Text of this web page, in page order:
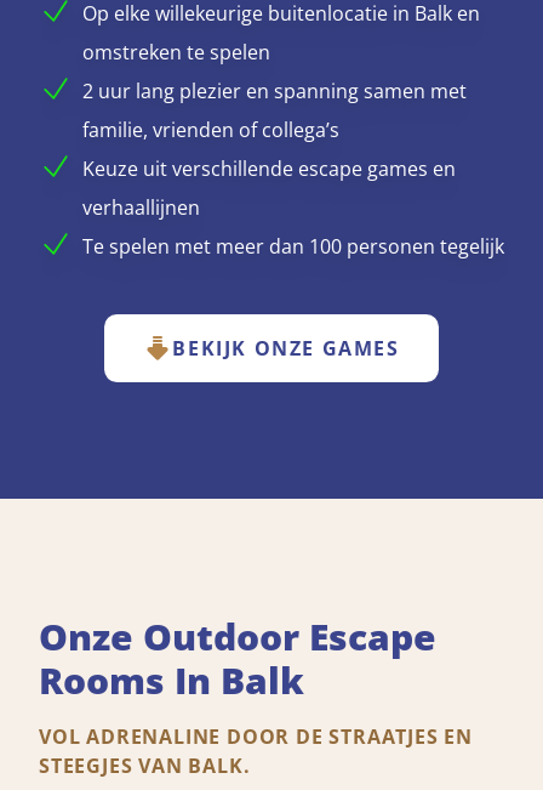
Op elke willekeurige buitenlocatie in Balk en
omstreken te spelen
2 uur lang plezier en spanning samen met
familie, vrienden of collega’s
Keuze uit verschillende escape games en
verhaallijnen
Te spelen met meer dan 100 personen tegelijk
BEKIJK ONZE GAMES
Onze Outdoor Escape
Rooms In Balk
VOL ADRENALINE DOOR DE STRAATJES EN
STEEGJES VAN BALK.